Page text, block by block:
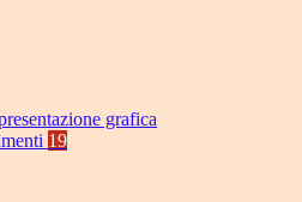
grafica
19